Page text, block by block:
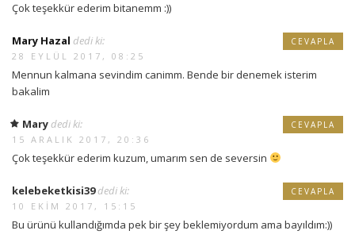
Çok teşekkür ederim bitanemm :))
Mary Hazal dedi ki:
28 EYLÜL 2017, 08:25
Mennun kalmana sevindim canimm. Bende bir denemek isterim
bakalim
CEVAPLA
Mary dedi ki:
15 ARALIK 2017, 20:36
Çok teşekkür ederim kuzum, umarım sen de seversin
CEVAPLA
kelebeketkisi39 dedi ki:
10 EKIM 2017, 15:15
Bu ürünü kullandığımda pek bir şey beklemiyordum ama bayıldım:))
CEVAPLA